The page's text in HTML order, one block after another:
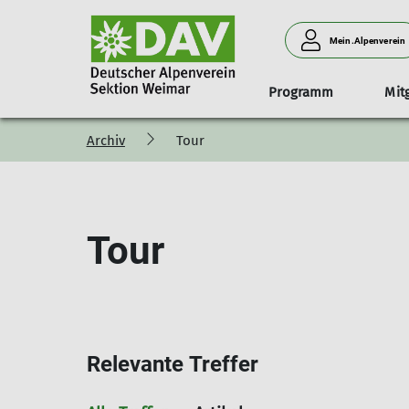
Mein.Alpenverein
Programm
Jahresprogramm
Mitglied werden Sektionswechsel
Materialausleihe
Organisation Vorstand & Beisitzer
EnergieWände
Archiv Tour
Tour
Relevante Treffer